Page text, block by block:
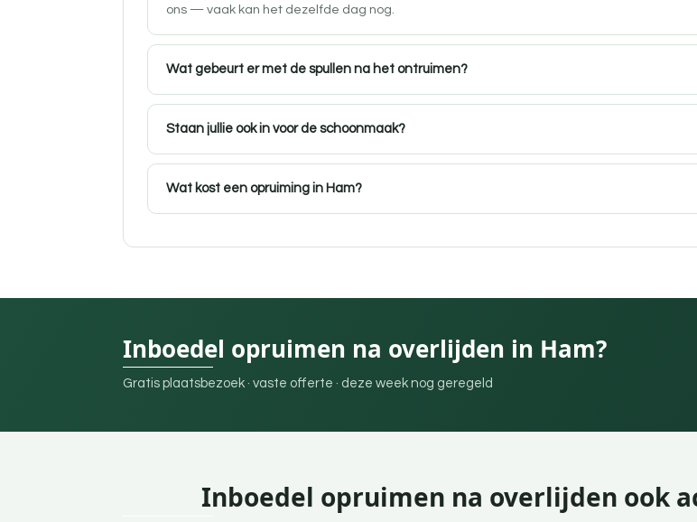
ons — vaak kan het dezelfde dag nog.
Wat gebeurt er met de spullen na het ontruimen?
Staan jullie ook in voor de schoonmaak?
Wat kost een opruiming in Ham?
Inboedel opruimen na overlijden in Ham?
Gratis plaatsbezoek · vaste offerte · deze week nog geregeld
Inboedel opruimen na overlijden ook